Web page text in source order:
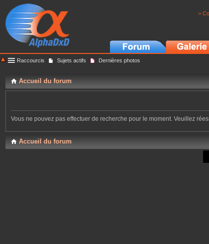
>
Raccourcis Sujets actifs Dernières photos
Accueil du forum
Vous ne pouvez pas effectuer de recherche pour le moment. Veuillez
Accueil du forum